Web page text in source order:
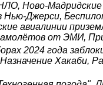
Ново-
Джерси,
авиалинии
от ЭМИ,
2024 года
Хакаби,